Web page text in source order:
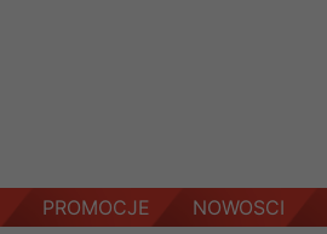
PROMOCJE NOWOSCI